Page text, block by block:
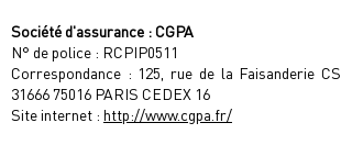
Société d'assurance : CGPA
N° de police : RCPIP0511
Correspondance : 125, rue de la Faisanderie CS
31666 75016 PARIS CEDEX 16
Site internet : http://www.cgpa.fr/